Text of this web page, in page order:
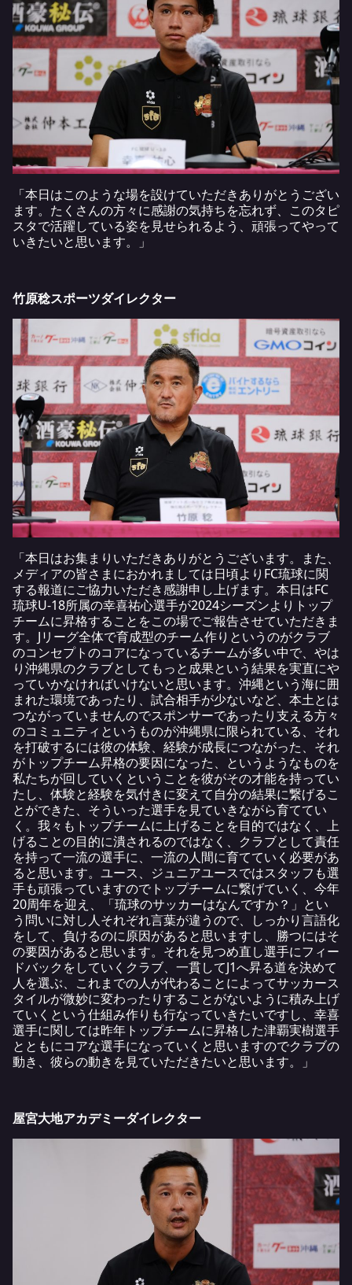
「本日はこのような場を設けていただきありがとうござい
ます。たくさんの方々に感謝の気持ちを忘れず、このタピ
スタで活躍している姿を見せられるよう、頑張ってやって
いきたいと思います。」
竹原稔スポーツダイレクター
「本日はお集まりいただきありがとうございます。また、
メディアの皆さまにおかれましては日頃よりFC琉球に関
する報道にご協力いただき感謝申し上げます。本日はFC
琉球U-18所属の幸喜祐心選手が2024シーズンよりトップ
チームに昇格することをこの場でご報告させていただきま
す。Jリーグ全体で育成型のチーム作りというのがクラブ
のコンセプトのコアになっているチームが多い中で、やは
り沖縄県のクラブとしてもっと成果という結果を実直にや
っていかなければいけないと思います。沖縄という海に囲
まれた環境であったり、試合相手が少ないなど、本土とは
つながっていませんのでスポンサーであったり支える方々
のコミュニティというものが沖縄県に限られている、それ
を打破するには彼の体験、経験が成長につながった、それ
がトップチーム昇格の要因になった、というようなものを
私たちが回していくということを彼がその才能を持ってい
たし、体験と経験を気付きに変えて自分の結果に繋げるこ
とができた、そういった選手を見ていきながら育ててい
く。我々もトップチームに上げることを目的ではなく、上
げることの目的に潰されるのではなく、クラブとして責任
を持って一流の選手に、一流の人間に育てていく必要があ
ると思います。ユース、ジュニアユースではスタッフも選
手も頑張っていますのでトップチームに繋げていく、今年
20周年を迎え、「琉球のサッカーはなんですか？」とい
う問いに対し人それぞれ言葉が違うので、しっかり言語化
をして、負けるのに原因があると思いますし、勝つにはそ
の要因があると思います。それを見つめ直し選手にフィー
ドバックをしていくクラブ、一貫してJ1へ昇る道を決めて
人を選ぶ、これまでの人が代わることによってサッカース
タイルが微妙に変わったりすることがないように積み上げ
ていくという仕組み作りも行なっていきたいですし、幸喜
選手に関しては昨年トップチームに昇格した津覇実樹選手
とともにコアな選手になっていくと思いますのでクラブの
動き、彼らの動きを見ていただきたいと思います。」
屋宮大地アカデミーダイレクター